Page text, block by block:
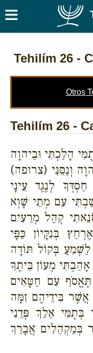
≡
Tehilím 26-
Otros
Tehilím 26 -
הָלַכְתִּי וּבַיהוָה
וְנַסֵּנִי (צרופה)
חַסְדְּךָ לְנֶגֶד עֵינָי
עִם מְתֵי שָׁוְא
קְהַל מְרֵעִים
בְּנִקָּיוֹן כַּפָּי
לַשְׁמִעַ בְּקוֹל תּוֹדָה
מְעוֹן בֵּיתֶךָ
עִם חַטָּאִים
אֲשֶׁר בִּידֵיהֶם זִמָּה
בְּתֻמִּי אֵלֵךְ פְּדֵנִי
בְּמַקְהֵלִים אֲבָרֵךְ